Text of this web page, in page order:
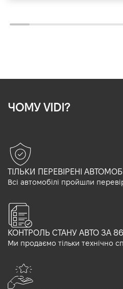
ЧОМУ VIDI?
ТІЛЬКИ ПЕРЕВІРЕНІ
Всі автомобілі пройшли
КОНТРОЛЬ СТАНУ АВТО ЗА
Ми продаємо тільки технічно